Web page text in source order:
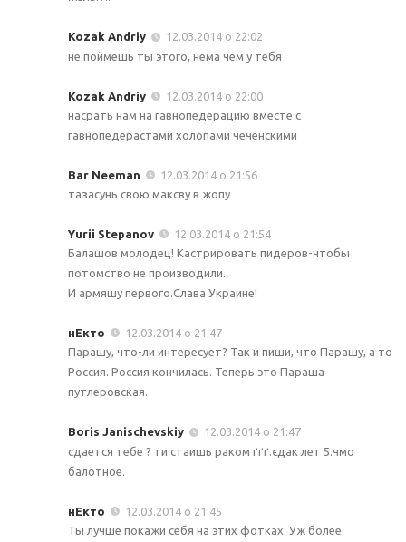
Kozak Andriy
12.03.2014 о 22:02
не поймешь ты этого, нема чем у тебя
Kozak Andriy
12.03.2014 о 22:00
насрать нам на гавнопедерацию вместе с
гавнопедерастами холопами чеченскими
Bar Neeman
12.03.2014 о 21:56
тазасунь свою максву в жопу
Yurii Stepanov
12.03.2014 о 21:54
Балашов молодец! Кастрировать пидеров-чтобы
потомство не производили.
И армяшу первого.Слава Украине!
нЕкто
12.03.2014 о 21:47
Парашу, что-ли интересует? Так и пиши, что Парашу, а то
Россия. Россия кончилась. Теперь это Параша
путлеровская.
Boris Janischevskiy
12.03.2014 о 21:47
сдается тебе ? ти стаишь раком ґґґ.єдак лет 5.чмо
балотное.
нЕкто
12.03.2014 о 21:45
Ты лучше покажи себя на этих фотках. Уж более